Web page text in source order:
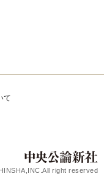
て
right reserved